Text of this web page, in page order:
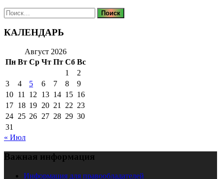
Найти:
КАЛЕНДАРЬ
Август 2026
Пн Вт Ср Чт Пт Сб Вс
1
2
3
4 5 6 7 8
9
10 11 12 13 14 15 16
17 18 19 20 21 22 23
24 25 26 27 28 29 30
31
« Июл
Важная информация
Информация для правообладателей